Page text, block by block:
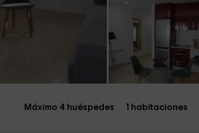
Máximo 4 huéspedes 1 habitaciones